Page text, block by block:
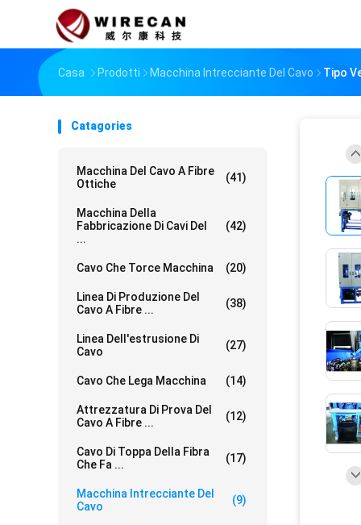
Casa Prodotti Macchina Intrecciante Del Cavo Tipo
Catagories
Macchina Del Cavo A Fibre
Ottiche
(41)
Macchina Della
Fabbricazione Di Cavi Del
...
(42)
Cavo Che Torce Macchina (20)
Linea Di Produzione Del
Cavo A Fibre ...
(38)
Linea Dell'estrusione Di
Cavo
(27)
Cavo Che Lega Macchina (14)
Attrezzatura Di Prova Del
Cavo A Fibre ...
(12)
Cavo Di Toppa Della Fibra
Che Fa ...
(17)
Macchina Intrecciante Del
Cavo
(9)